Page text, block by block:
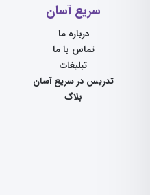
سریع آسان
درباره ما
تماس با ما
تبلیغات
تدریس در سریع آسان
بلاگ